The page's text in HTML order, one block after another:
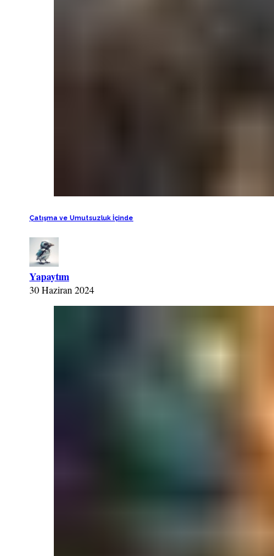
Çatışma ve Umutsuzluk İçinde
Yapaytım
30 Haziran 2024